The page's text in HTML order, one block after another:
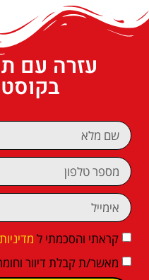
עזרה עם
קראתי והסכמתי ל
מאשר/ת קבלת דיוור